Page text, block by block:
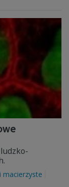
macierzyste